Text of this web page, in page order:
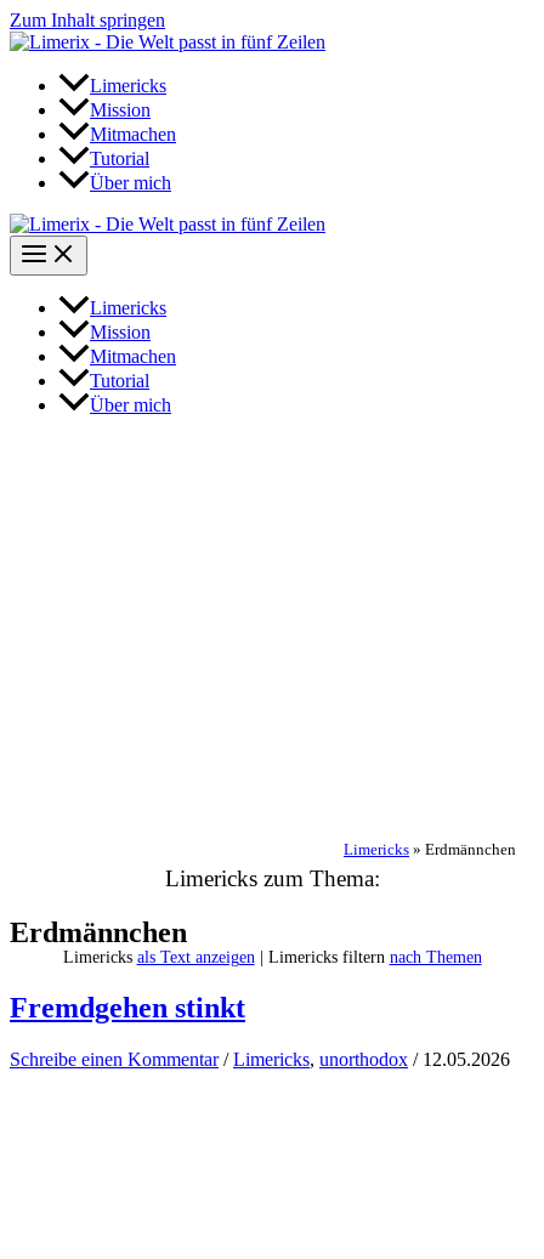
Zum Inhalt springen
Limericks
Mission
Mitmachen
Tutorial
Über mich
Limericks
Mission
Mitmachen
Tutorial
Über mich
Limericks » Erdmännchen
Limericks zum Thema:
Erdmännchen
Limericks als Text anzeigen| Limericks filtern nach Themen
Fremdgehen stinkt
Schreibe einen Kommentar /Limericks, unorthodox / 12.05.2026